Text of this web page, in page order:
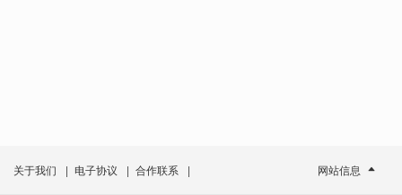
关于我们 | 电子协议 | 合作联系 | 网站信息